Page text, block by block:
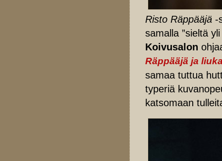
Risto Räppääjä -
samalla ”sieltä
Koivusalon
Räppääjä ja
samaa tuttua
typeriä
katsomaan